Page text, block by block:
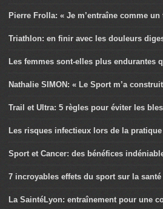
Pierre Frolla: « Je m’entraîne comme un
Triathlon: en finir avec les douleurs
Les femmes sont-elles plus endurantes
Nathalie SIMON: « Le Sport m’a
Trail et Ultra: 5 règles pour éviter les
Les risques infectieux lors de la
Sport et Cancer: des bénéfices
7 incroyables effets du sport sur la santé
La SaintéLyon: entraînement pour une